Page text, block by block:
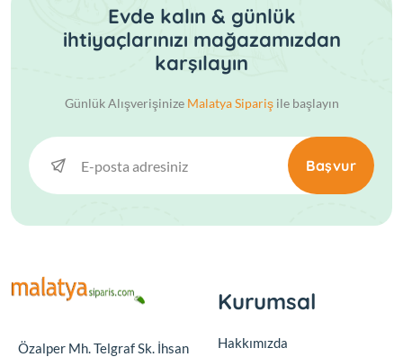
Evde kalın & günlük
ihtiyaçlarınızı mağazamızdan
karşılayın
Günlük Alışverişinize Malatya Siparişile başlayın
Başvur
Özalper Mh. Telgraf Sk. İhsan
Kurumsal
Hakkımızda